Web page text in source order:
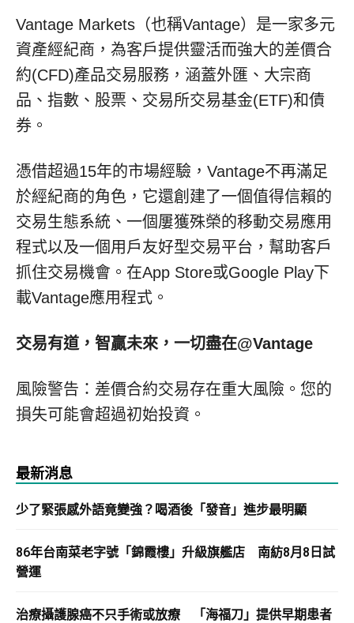
Vantage Markets （也稱Vantage）是一家多元
資產經紀商，為客戶提供靈活而強大的差價合
約(CFD)產品交易服務，涵蓋外匯、大宗商
品、指數、股票、交易所交易基金(ETF)和債
券。
憑借超過15年的市場經驗，Vantage不再滿足
於經紀商的角色，它還創建了一個值得信賴的
交易生態系統、一個屢獲殊榮的移動交易應用
程式以及一個用戶友好型交易平台，幫助客戶
抓住交易機會。在App Store或Google Play下
載Vantage應用程式 。
交易有道，智贏未來，一切盡在@Vantage
風險警告：差價合約交易存在重大風險。您的
損失可能會超過初始投資。
最新消息
少了緊張感外語竟變強？喝酒後「發音」進步最明顯
86年台南菜老字號「錦霞樓」升級旗艦店 南紡8月8日試
營運
治療攝護腺癌不只手術或放療 「海福刀」提供早期患者